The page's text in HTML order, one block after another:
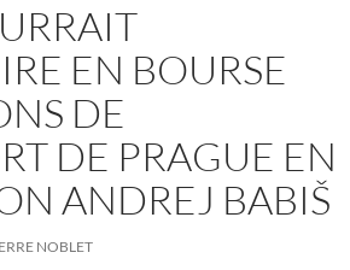
EN BOURSE
DE
DE PRAGUE EN
ANDREJ BABIŠ
NOBLET